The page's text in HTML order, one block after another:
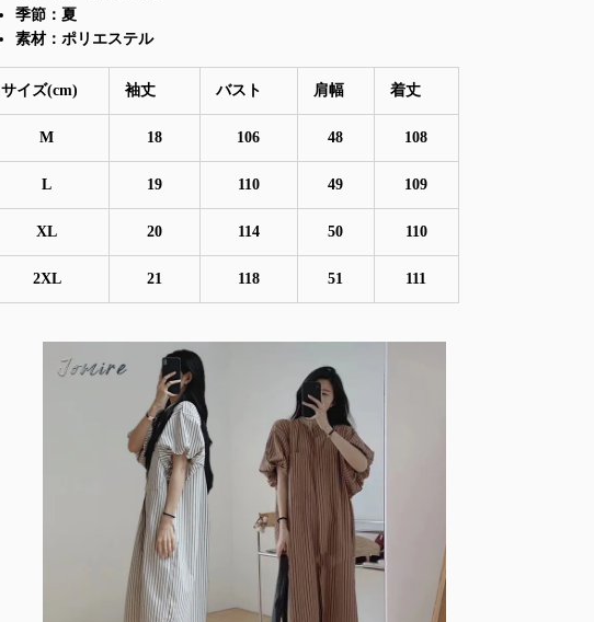
季節：夏
素材：ポリエステル
サイズ(cm) 袖丈 バスト 肩幅 着丈
M 18 106 48 108
L 19 110 49 109
XL 20 114 50 110
2XL 21 118 51 111